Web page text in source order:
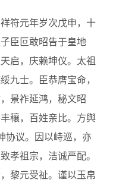
符元年岁次戊申，十
臣叵敢昭告于皇地
启，庆赖坤仪。太祖
九士。臣恭膺宝命，
景祚延鸿，秘文昭
穰，百姓亲比。方舆
协议。因以峙巡，亦
孝祖宗，洁诚严配。
黎元受祉。谨以玉帛